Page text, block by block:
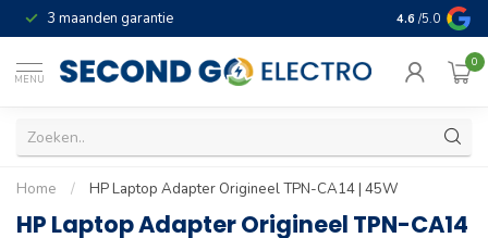
3 maanden garantie Geld terug
4.6 /5.0
MENU
0
Home / HP Laptop Adapter Origineel TPN-CA14 | 45W
HP Laptop Adapter Origineel TPN-CA14